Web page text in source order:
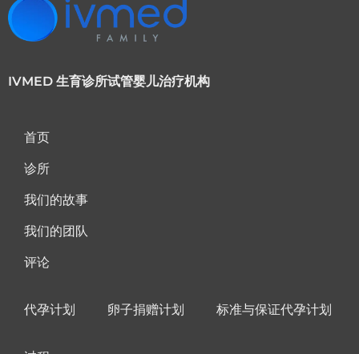
IVMED 生育诊所试管婴儿治疗机构
首页
诊所
我们的故事
我们的团队
评论
代孕计划 卵子捐赠计划 标准与保证代孕计划